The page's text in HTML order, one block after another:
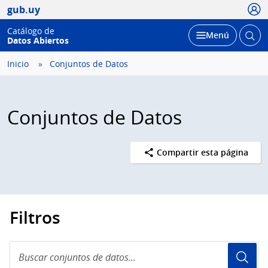
gub.uy
Catálogo de
Datos Abiertos
Desplegar
Menú Abrir
Inicio Conjuntos de Datos
Conjuntos de Datos
Compartir esta página
Filtros
conjuntos